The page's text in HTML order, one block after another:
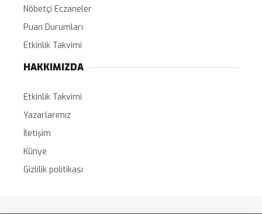
Nöbetçi Eczaneler
Puan Durumları
Etkinlik Takvimi
HAKKIMIZDA
Etkinlik Takvimi
Yazarlarımız
İletişim
Künye
Gizlilik politikası